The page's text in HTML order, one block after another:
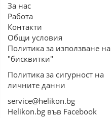
За нас
Работа
Контакти
Общи условия
Политика за използване на
"бисквитки"
Политика за сигурност на
личните данни
service@helikon.bg
Helikon.bg във Facebook